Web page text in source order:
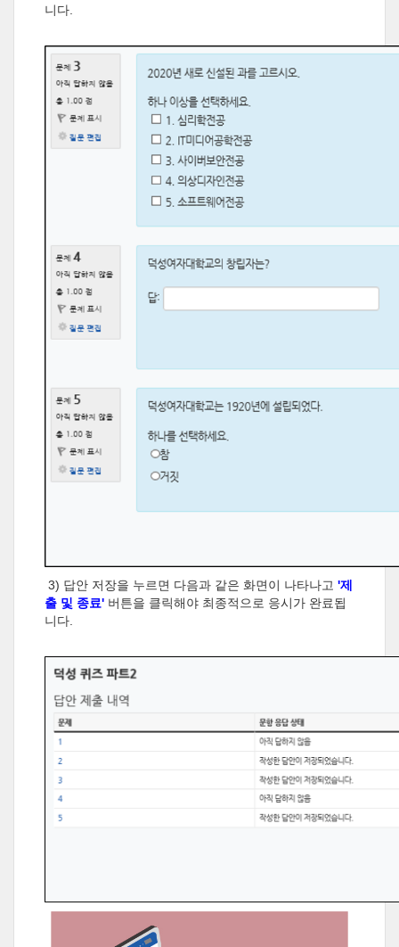
니다.
3) 답안 저장을 누르면 다음과 같은 화면이 나타나고 '제
출 및 종료' 버튼을 클릭해야 최종적으로 응시가 완료됩
니다.